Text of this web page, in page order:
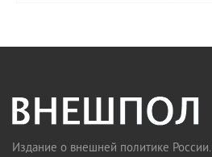
Издание о внешней политике России.